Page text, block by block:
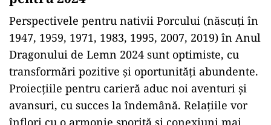
Perspectivele pentru nativii Porcului (născuți în
1947, 1959, 1971, 1983, 1995, 2007, 2019) în Anul
Dragonului de Lemn 2024 sunt optimiste, cu
transformări pozitive și oportunități abundente.
Proiecțiile pentru carieră aduc noi aventuri și
avansuri, cu succes la îndemână. Relațiile vor